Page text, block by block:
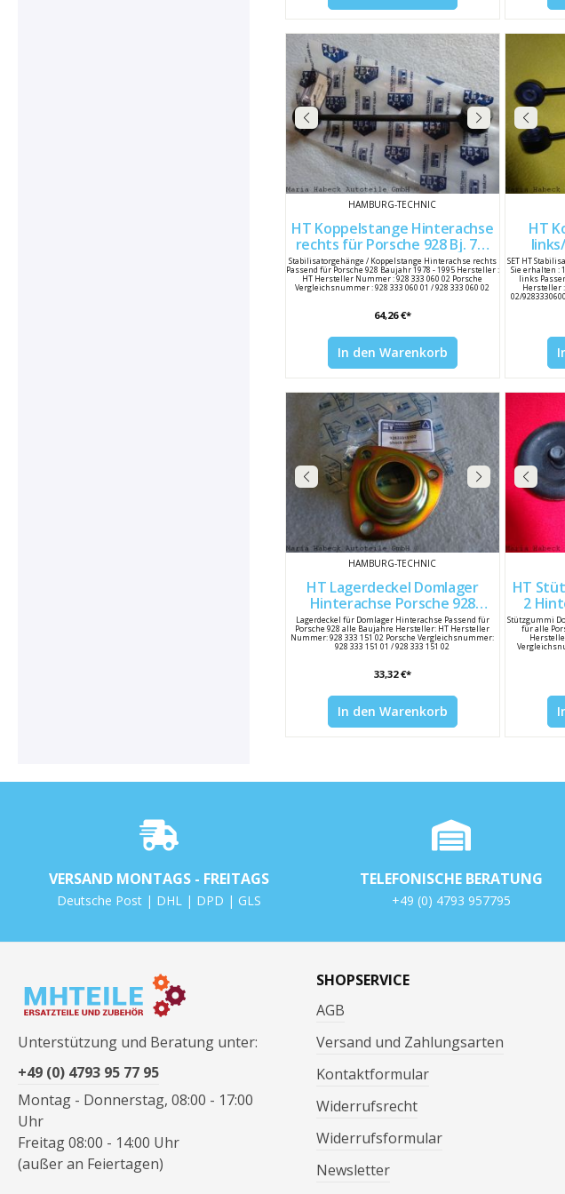
HAMBURG-TECHNIC
HT Koppelstange Hinterachse
rechts für Porsche 928 Bj. 78-
95 92833306002
Stabilisatorgehänge / Koppelstange Hinterachse rechts
Passend für Porsche 928 Baujahr 1978 - 1995 Hersteller :
HT Hersteller Nummer : 928 333 060 02 Porsche
Vergleichsnummer : 928 333 060 01 / 928 333 060 02
64,26 €*
In den Warenkorb
HT
links/
SET HT
Sie erhalten :
links
Hersteller
02/
HAMBURG-TECHNIC
HT Lagerdeckel Domlager
Hinterachse Porsche 928
92833315102
Lagerdeckel für Domlager Hinterachse Passend für
Porsche 928 alle Baujahre Hersteller: HT Hersteller
Nummer: 928 333 151 02 Porsche Vergleichsnummer:
928 333 151 01 / 928 333 151 02
33,32 €*
In den Warenkorb
HT
2 Hinterachse Porsche 928
Stützgummi
für alle
VERSAND MONTAGS - FREITAGS
Deutsche Post | DHL | DPD | GLS
TELEFONISCHE BERATUNG
+49 (0) 4793 957795
Unterstützung und Beratung unter:
+49 (0) 4793 95 77 95
Montag - Donnerstag, 08:00 - 17:00
Uhr
Freitag 08:00 - 14:00 Uhr
(außer an Feiertagen)
SHOPSERVICE
AGB
Versand und Zahlungsarten
Kontaktformular
Widerrufsrecht
Widerrufsformular
Newsletter